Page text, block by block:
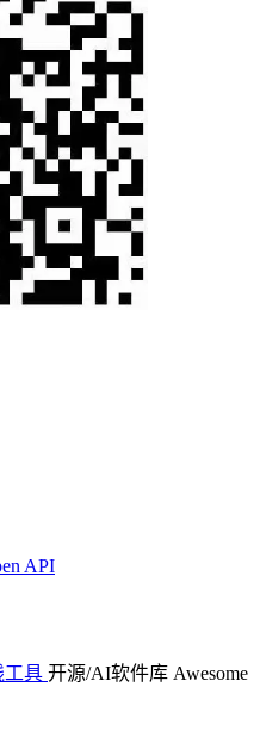
API
工具 开源/AI软件库 Awesome